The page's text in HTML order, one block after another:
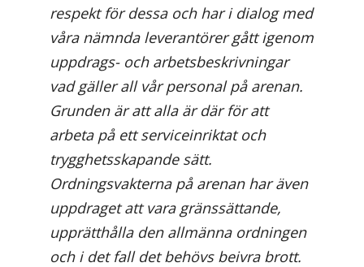
respekt för dessa och har i dialog med
våra nämnda leverantörer gått igenom
uppdrags- och arbetsbeskrivningar
vad gäller all vår personal på arenan.
Grunden är att alla är där för att
arbeta på ett serviceinriktat och
trygghetsskapande sätt.
Ordningsvakterna på arenan har även
uppdraget att vara gränssättande,
upprätthålla den allmänna ordningen
och i det fall det behövs beivra brott.